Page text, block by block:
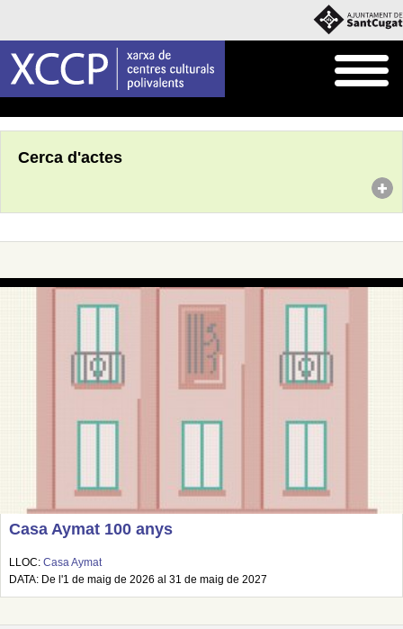
Cerca d'actes
Casa Aymat 100 anys
LLOC: Casa Aymat
DATA: De l'1 de maig de 2026 al 31 de maig de 2027